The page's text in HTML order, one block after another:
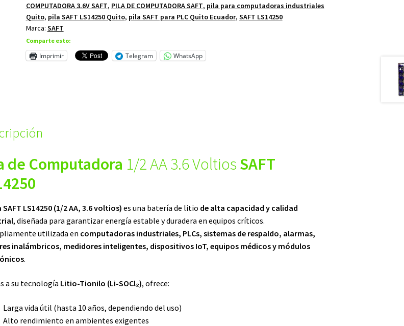
COMPUTADORA 3.6V SAFT, PILA DE COMPUTADORA SAFT, pila para computadoras industriales
Quito, pila SAFT LS14250 Quito, pila SAFT para PLC Quito Ecuador, SAFT LS14250
Marca: SAFT
Comparte esto:
Imprimir Telegram WhatsApp
de Computadora 1/2 AA 3.6 VoltiosSAFT
SAFT LS14250 (1/2 AA, 3.6 voltios) es una batería de litio de alta capacidad y calidad
, diseñada para garantizar energía estable y duradera en equipos críticos.
utilizada en computadoras industriales, PLCs, sistemas de respaldo, alarmas,
inalámbricos, medidores inteligentes, dispositivos IoT, equipos médicos y módulos
.
a su tecnología Litio-Tionilo (Li-SOCl₂), ofrece:
Larga vida útil (hasta 10 años, dependiendo del uso)
Alto rendimiento en ambientes exigentes